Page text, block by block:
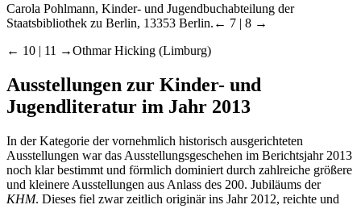
Carola Pohlmann, Kinder- und Jugendbuchabteilung der
Staatsbibliothek zu Berlin, 13353 Berlin. ← 7 | 8 →
← 10 | 11 →Othmar Hicking (Limburg)
Ausstellungen zur Kinder- und
Jugendliteratur im Jahr 2013
In der Kategorie der vornehmlich historisch ausgerichteten
Ausstellungen war das Ausstellungsgeschehen im Berichtsjahr 2013
noch klar bestimmt und förmlich dominiert durch zahlreiche größere
und kleinere Ausstellungen aus Anlass des 200. Jubiläums der
KHM. Dieses fiel zwar zeitlich originär ins Jahr 2012, reichte und